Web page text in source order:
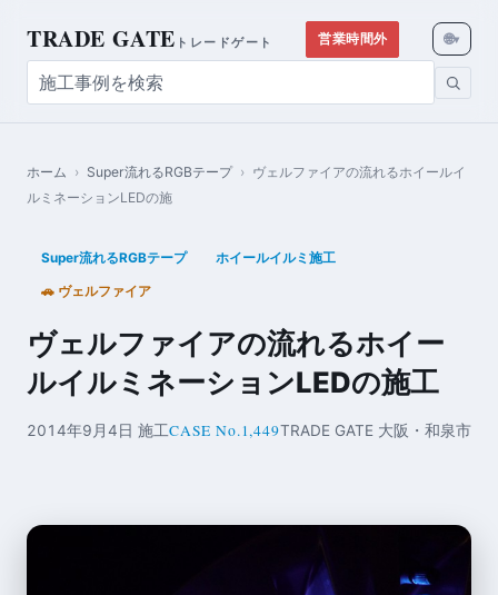
TRADE GATE トレードゲート 営業時間外 🌐▾
ホーム › Super流れるRGBテープ › ヴェルファイアの流れるホイールイ
ルミネーションLEDの施
Super流れるRGBテープ ホイールイルミ施工
🚗 ヴェルファイア
ヴェルファイアの流れるホイー
ルイルミネーションLEDの施工
2014年9月4日 施工CASE No.1,449TRADE GATE 大阪・和泉市